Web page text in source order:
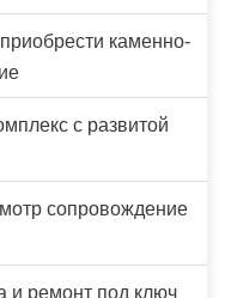
каменно-
с развитой
сопровождение
и ремонт под ключ